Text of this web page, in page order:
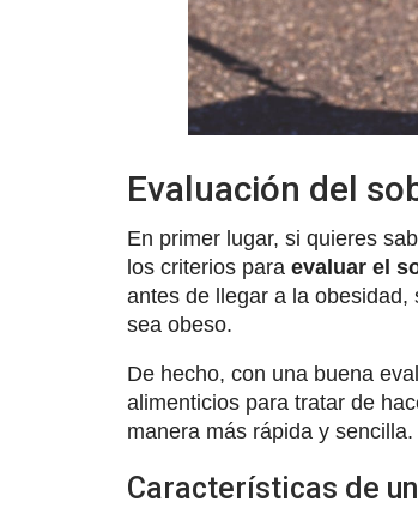
Evaluación del
En primer lugar, si quieres
los criterios para evaluar el
antes de llegar a la
sea obeso.
De hecho, con una buena
alimenticios para tratar de
manera más rápida y sencilla.
Características de